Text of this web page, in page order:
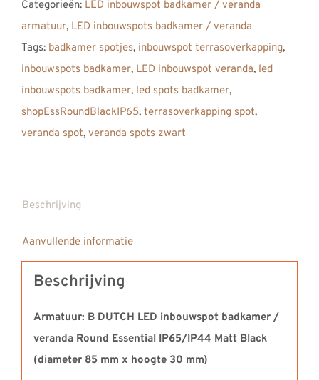
badkamer
/
veranda
Round
Essential
IP65/IP44
Matt
85
x
30
mm)
aantal
Categorieën: LED inbouwspot badkamer / veranda
armatuur, LED inbouwspots badkamer / veranda
Tags: badkamer spotjes, inbouwspot terrasoverkapping,
inbouwspots badkamer, LED inbouwspot veranda, led
inbouwspots badkamer, led spots badkamer,
shopEssRoundBlackIP65, terrasoverkapping spot,
veranda spot, veranda spots zwart
Beschrijving
Aanvullende informatie
Beschrijving
Armatuur: B DUTCH LED inbouwspot badkamer /
veranda Round Essential IP65/IP44 Matt Black
(diameter 85 mm x hoogte 30 mm)